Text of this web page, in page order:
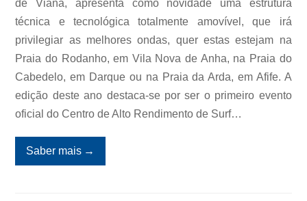
de Viana, apresenta como novidade uma estrutura
técnica e tecnológica totalmente amovível, que irá
privilegiar as melhores ondas, quer estas estejam na
Praia do Rodanho, em Vila Nova de Anha, na Praia do
Cabedelo, em Darque ou na Praia da Arda, em Afife. A
edição deste ano destaca-se por ser o primeiro evento
oficial do Centro de Alto Rendimento de Surf…
Saber mais →